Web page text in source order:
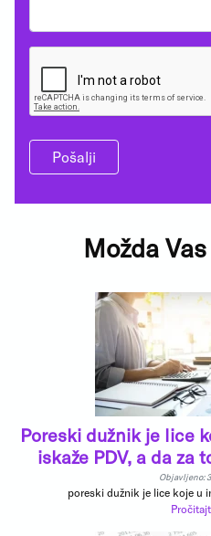
Pošalji
Možda
Poreski dužnik je lice
iskaže PDV, a da za
Objavljeno:
poreski dužnik je lice koje u